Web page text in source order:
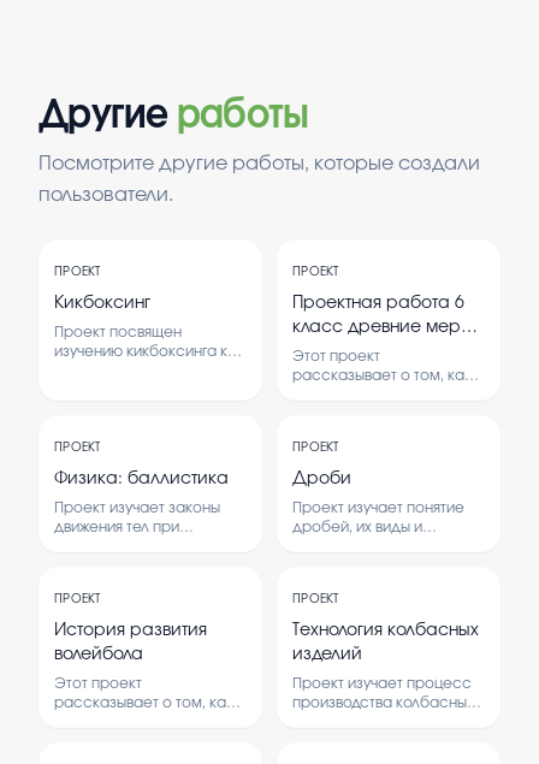
Другие работы
Посмотрите другие работы, которые создали
пользователи.
ПРОЕКТ
Кикбоксинг
Проект посвящен
изучению кикбоксинга как
человека.
ПРОЕКТ
Проектная работа 6
класс древние меры
длины
Этот проект
рассказывает о том, как
древних мер и их
использование.
ПРОЕКТ
Физика: баллистика
Проект изучает законы
движения тел при
основные понятия и
практические
эксперименты по
баллистике.
ПРОЕКТ
Дроби
Проект изучает понятие
дробей, их виды и
теоретические основы и
практические примеры
ПРОЕКТ
История развития
волейбола
Этот проект
рассказывает о том, как
ПРОЕКТ
Технология колбасных
изделий
Проект изучает процесс
производства колбасных